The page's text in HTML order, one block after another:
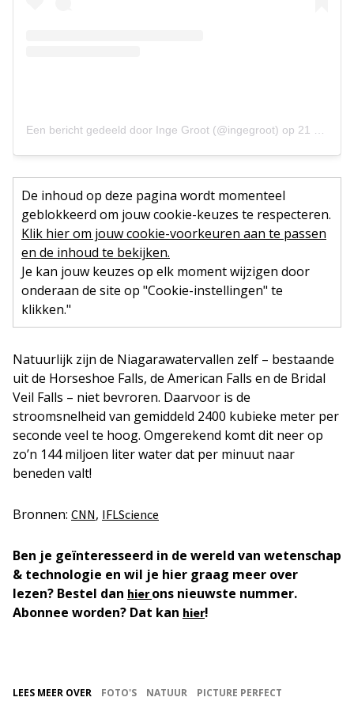
Een bericht gedeeld door Inge Groot (@ingegroot) op 21 Jan 2019 om 12:52 (PST)
De inhoud op deze pagina wordt momenteel
geblokkeerd om jouw cookie-keuzes te respecteren.
Klik hier om jouw cookie-voorkeuren aan te passen
en de inhoud te bekijken.
Je kan jouw keuzes op elk moment wijzigen door
onderaan de site op "Cookie-instellingen" te
klikken."
Natuurlijk zijn de Niagarawatervallen zelf – bestaande
uit de Horseshoe Falls, de American Falls en de Bridal
Veil Falls – niet bevroren. Daarvoor is de
stroomsnelheid van gemiddeld 2400 kubieke meter per
seconde veel te hoog. Omgerekend komt dit neer op
zo’n 144 miljoen liter water dat per minuut naar
beneden valt!
Bronnen: CNN, IFLScience
Ben je geïnteresseerd in de wereld van wetenschap
& technologie en wil je hier graag meer over
lezen? Bestel dan hierons nieuwste nummer.
Abonnee worden? Dat kan hier!
LEES MEER OVER FOTO'S NATUUR
PICTURE PERFECT